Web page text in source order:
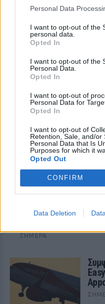
Personal Data
I want to opt-out of the
personal data.
Opted In
I want to opt-out of the
Personal Data.
Opted In
I want to opt-out of
Personal Data for
Opted In
I want to opt-out of
Retention, Sale, and/or
Personal Data that Is
Purposes for which it
Opted Out
CONFIRM
Data Deletion
Από
Ο εκλεκτός του
διαδοχής στην
ξεκάθαρο μέχρι σήμερα
διαδόχου του στο
ΣΉΜΕΡΑ